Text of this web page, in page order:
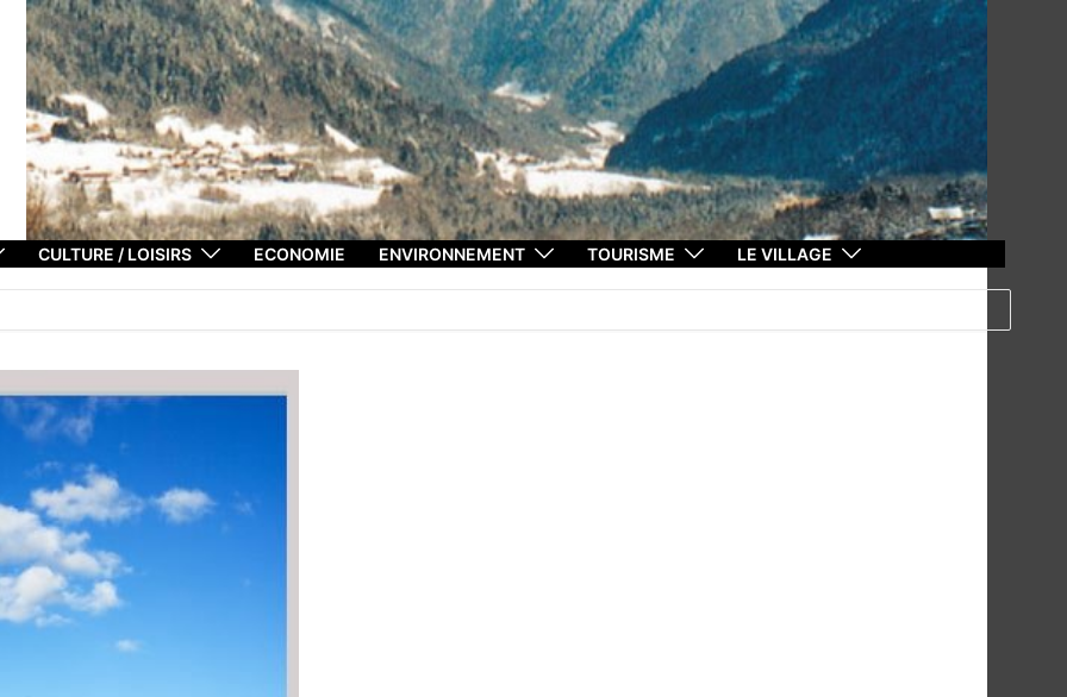
CULTURE / LOISIRS ECONOMIE ENVIRONNEMENT TOURISME LE VILLAGE